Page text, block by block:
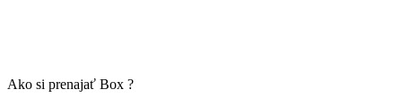
Ako si prenajať Box ?